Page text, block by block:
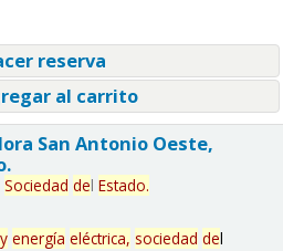
reserva
al carrito
San Antonio Oeste,
Sociedad del Estado.
y energía eléctrica, sociedad del